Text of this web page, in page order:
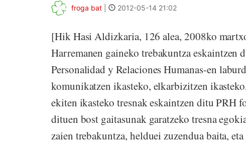
froga bat 2012-05-14 21:02
[Hik Hasi Aldizkaria, 126 alea, 2008ko
Harremanen gaineko trebakuntza eskaintzen
Personalidad y Relaciones Humanas-en
komunikatzen ikasteko, elkarbizitzen
ekiten ikasteko tresnak eskaintzen ditu PRH
dituen bost gaitasunak garatzeko tresna
zaien trebakuntza, helduei zuzendua baita,